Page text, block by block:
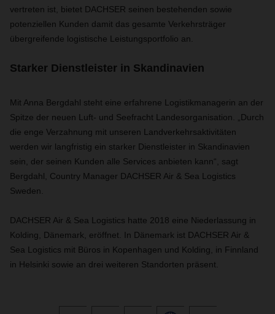
vertreten ist, bietet DACHSER seinen bestehenden sowie
potenziellen Kunden damit das gesamte Verkehrsträger
übergreifende logistische Leistungsportfolio an.
Starker Dienstleister in Skandinavien
Mit Anna Bergdahl steht eine erfahrene Logistikmanagerin an der
Spitze der neuen Luft- und Seefracht Landesorganisation. „Durch
die enge Verzahnung mit unseren Landverkehrsaktivitäten
werden wir langfristig ein starker Dienstleister in Skandinavien
sein, der seinen Kunden alle Services anbieten kann“, sagt
Bergdahl, Country Manager DACHSER Air & Sea Logistics
Sweden.
DACHSER Air & Sea Logistics hatte 2018 eine Niederlassung in
Kolding, Dänemark, eröffnet. In Dänemark ist DACHSER Air &
Sea Logistics mit Büros in Kopenhagen und Kolding, in Finnland
in Helsinki sowie an drei weiteren Standorten präsent.